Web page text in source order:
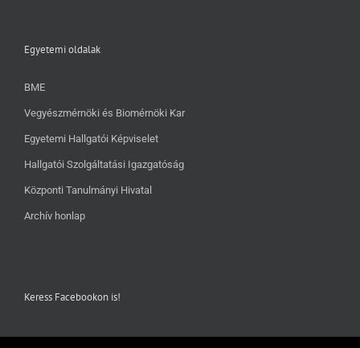
Egyetemi oldalak
BME
Vegyészmérnöki és Biomérnöki Kar
Egyetemi Hallgatói Képviselet
Hallgatói Szolgáltatási Igazgatóság
Központi Tanulmányi Hivatal
Archív honlap
Keress Facebookon is!